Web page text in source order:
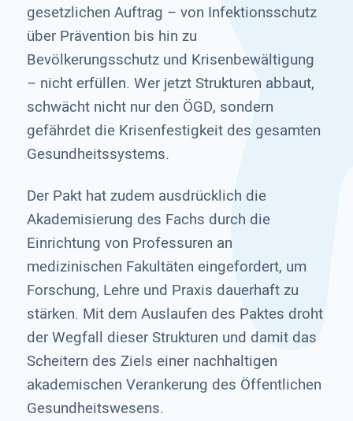
gesetzlichen Auftrag – von Infektionsschutz
über Prävention bis hin zu
Bevölkerungsschutz und Krisenbewältigung
– nicht erfüllen. Wer jetzt Strukturen abbaut,
schwächt nicht nur den ÖGD, sondern
gefährdet die Krisenfestigkeit des gesamten
Gesundheitssystems.
Der Pakt hat zudem ausdrücklich die
Akademisierung des Fachs durch die
Einrichtung von Professuren an
medizinischen Fakultäten eingefordert, um
Forschung, Lehre und Praxis dauerhaft zu
stärken. Mit dem Auslaufen des Paktes droht
der Wegfall dieser Strukturen und damit das
Scheitern des Ziels einer nachhaltigen
akademischen Verankerung des Öffentlichen
Gesundheitswesens.